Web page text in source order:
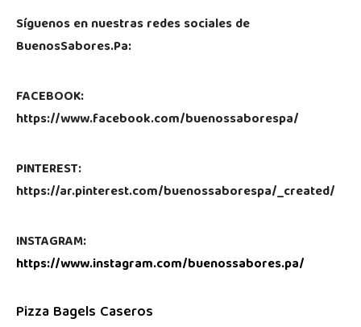
Síguenos en nuestras redes sociales de
BuenosSabores.Pa:
FACEBOOK:
https://www.facebook.com/buenossaborespa/
PINTEREST:
https://ar.pinterest.com/buenossaborespa/_created/
INSTAGRAM:
https://www.instagram.com/buenossabores.pa/
Pizza Bagels Caseros